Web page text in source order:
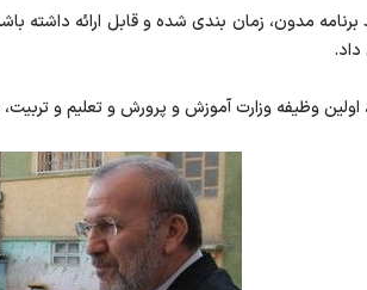
برنامه مدون، زمان بندی شده و قابل ارائه
وظیفه وزارت آموزش و پرورش و تعلیم و